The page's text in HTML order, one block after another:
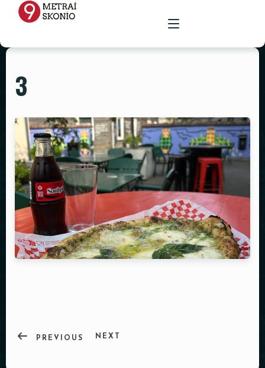
PAGRINDINIS
RENGINIŲ ERDVĖ
MAISTAS ŠVENTĖMS
MAITINIMAS VIETOJE
PARUOŠTAS MAISTAS ŠVENTĖMS
GALERIJA
KONTAKTAI
REKVIZITŲ NUOMA
STALAI
KĖDĖS
STALTIESĖS
VAZOS
ŽVAKIDĖS
3
PREVIOUS NEXT